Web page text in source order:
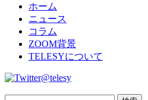
ホーム
ニュース
コラム
ZOOM背景
TELESYについて
@telesy